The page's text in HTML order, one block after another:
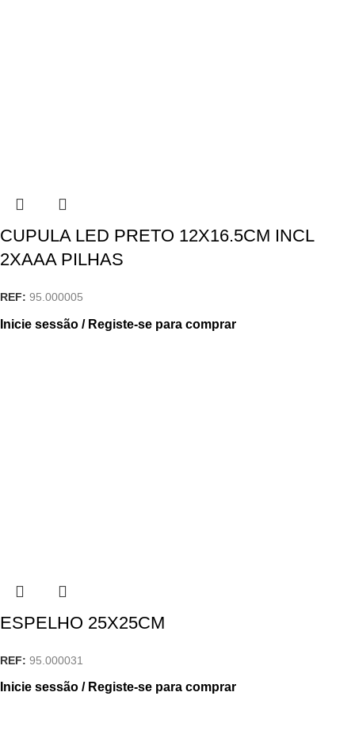
CUPULA LED PRETO 12X16.5CM INCL
2XAAA PILHAS
REF: 95.000005
Inicie sessão / Registe-se para comprar
ESPELHO 25X25CM
REF: 95.000031
Inicie sessão / Registe-se para comprar